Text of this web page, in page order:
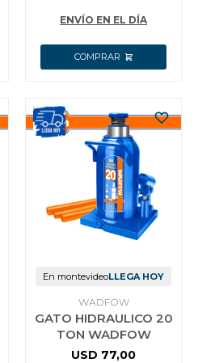
ENVÍO EN EL DÍA
En montevideoLLEGA HOY
WADFOW
GATO HIDRAULICO 20
TON WADFOW
USD 77,00